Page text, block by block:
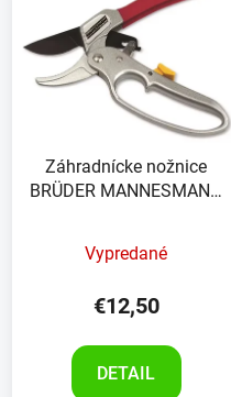
Záhradnícke nožnice
BRÜDER MANNESMANN
Vypredané
€12,50
DETAIL